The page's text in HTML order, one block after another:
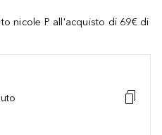
nicole P all'acquisto di 69€ di